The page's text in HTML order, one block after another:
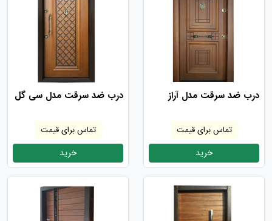
درب ضد سرقت مدل آراز
تماس برای قیمت
خرید
درب ضد سرقت مدل سی گل
تماس برای قیمت
خرید